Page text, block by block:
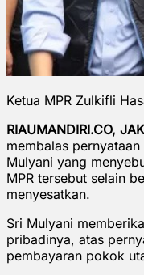
Ketua MPR Zulkifli
RIAUMANDIRI.CO,
membalas
Mulyani yang
MPR tersebut selain
menyesatkan.
Sri Mulyani
pribadinya, atas
pembayaran pokok